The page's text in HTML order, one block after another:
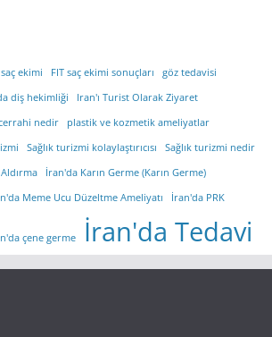
saç ekimi FIT saç ekimi sonuçları
göz tedavisi
diş hekimliği
Iran'ı Turist Olarak Ziyaret
nedir
plastik ve kozmetik ameliyatlar
Sağlık turizmi kolaylaştırıcısı
Sağlık turizmi nedir
Aldırma
İran'da Karın Germe (Karın Germe)
Meme Ucu Düzeltme Ameliyatı İran'da PRK
çene germe İran'da Tedavi